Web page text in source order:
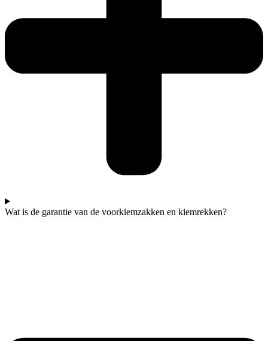
Wat is de garantie van de voorkiemzakken en kiemrekken?